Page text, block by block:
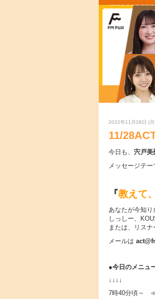
2022年11月28日 (月
11/
今日も、 宍戸美
メッセージテ
『教えて
あなたが今知り
しっしー、
または、リス
メールは
●今日のメニュ
↓↓↓↓
7時40分頃～